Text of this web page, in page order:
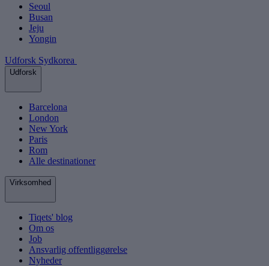
Seoul
Busan
Jeju
Yongin
Udforsk Sydkorea
Udforsk
Barcelona
London
New York
Paris
Rom
Alle destinationer
Virksomhed
Tiqets' blog
Om os
Job
Ansvarlig offentliggørelse
Nyheder